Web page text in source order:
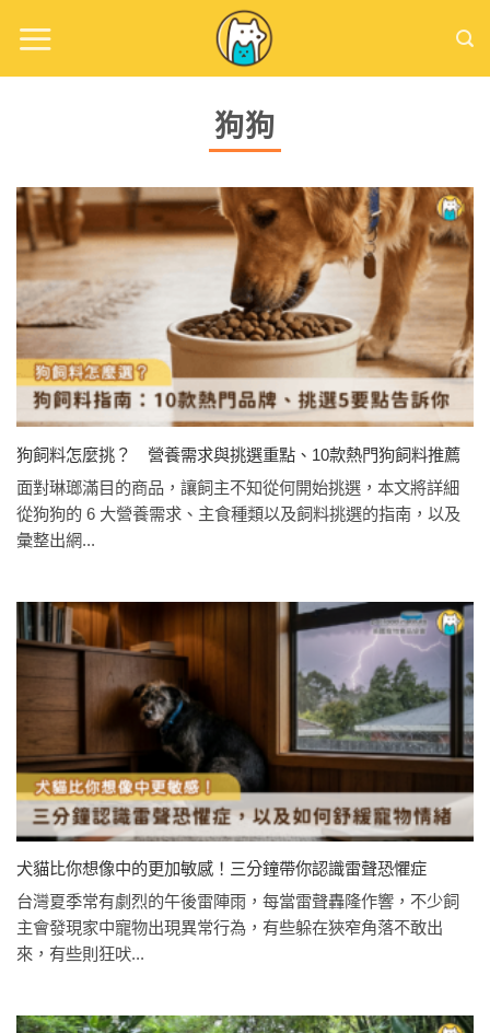
content
狗狗
狗飼料怎麼挑？ 營養需求與挑選重點、10款熱門狗飼料推薦
面對琳瑯滿目的商品，讓飼主不知從何開始挑選，本文將詳細
從狗狗的 6 大營養需求、主食種類以及飼料挑選的指南，以及
彙整出網...
犬貓比你想像中的更加敏感！三分鐘帶你認識雷聲恐懼症
台灣夏季常有劇烈的午後雷陣雨，每當雷聲轟隆作響，不少飼
主會發現家中寵物出現異常行為，有些躲在狹窄角落不敢出
來，有些則狂吠...